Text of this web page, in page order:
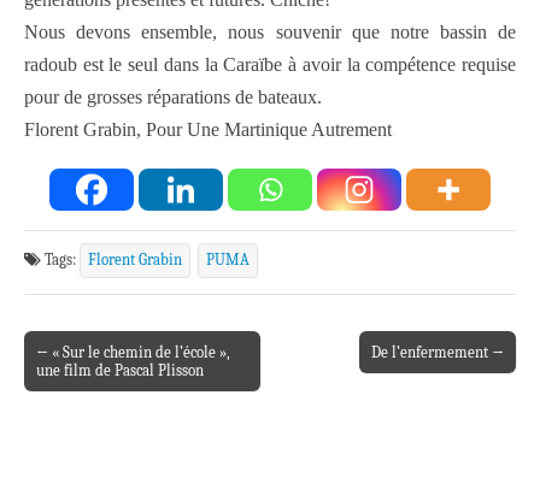
Nous devons ensemble, nous souvenir que notre bassin de
radoub est le seul dans la Caraïbe à avoir la compétence requise
pour de grosses réparations de bateaux.
Florent Grabin, Pour Une Martinique Autrement
Tags: Florent Grabin PUMA
Post navigation
← « Sur le chemin de l’école »,
une film de Pascal Plisson
De l’enfermement →